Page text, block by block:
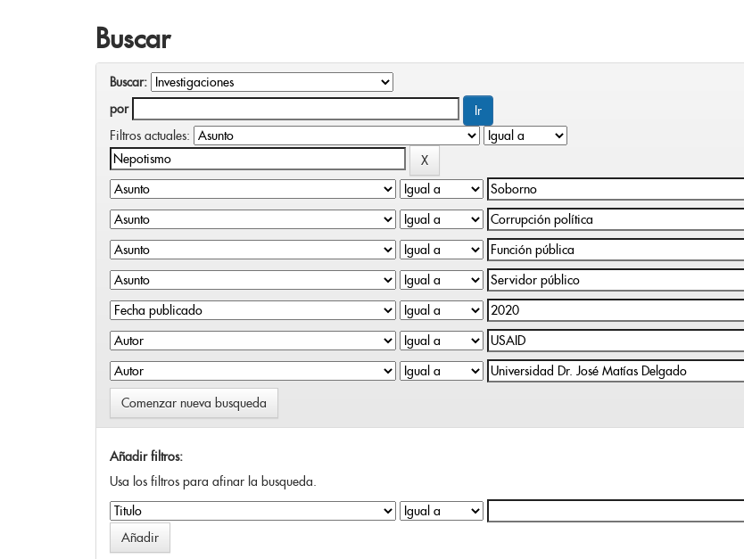
Buscar
Buscar:
por
Filtros actuales:
Comenzar nueva busqueda
Añadir filtros:
Usa los filtros para afinar la busqueda.